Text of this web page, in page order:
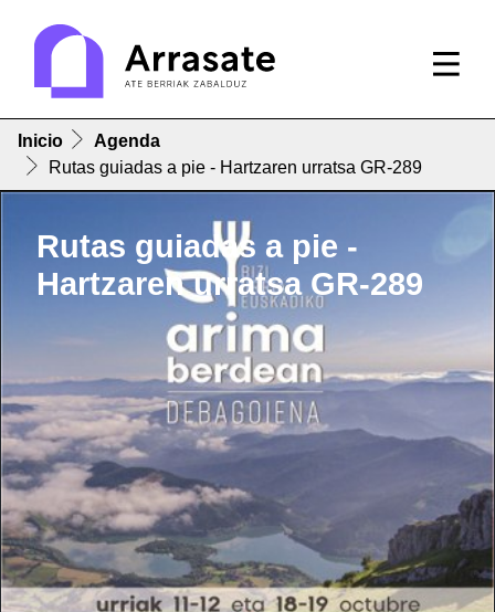
Inicio
Agenda
Rutas guiadas a pie - Hartzaren urratsa GR-289
Rutas guiadas a pie -
Hartzaren urratsa GR-289